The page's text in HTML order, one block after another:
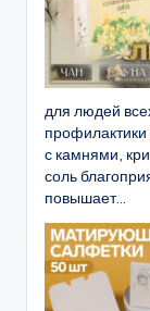
для людей
с камнями,
соль
повышает...